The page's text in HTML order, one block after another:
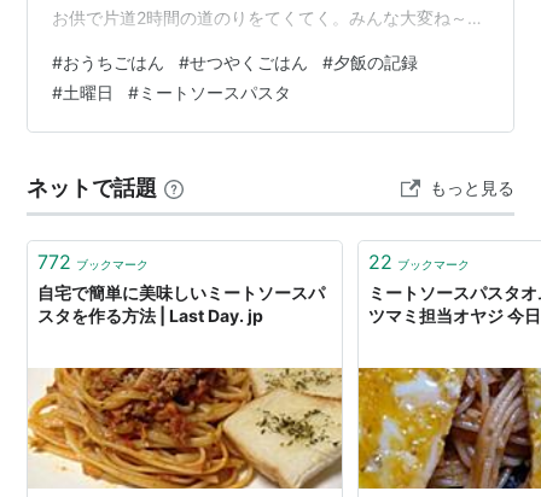
お供で片道2時間の道のりをてくてく。みんな大変ね～と
はそこまで苦ではなくなってきました。慣れるもんです
ね。父が我がまま言わずにおりこうさんにしていてくれ
るのも大きいですが。（笑） 本日の夕飯です ・ミートソ
ャロットラペ 今日は、遠方まで出かけるつもりだったの
でパスタにしておきました。麺も茹でたの…
#おうちごはん #せつやくごはん #夕飯の記録
#土曜日 #ミートソースパスタ
ネットで話題 もっと見る
772 ブックマーク
自宅で簡単に美味しいミートソースパ
スタを作る方法 | Last Day. jp
22 ブックマーク
ミートソースパスタ
ツマミ担当オヤジ 今